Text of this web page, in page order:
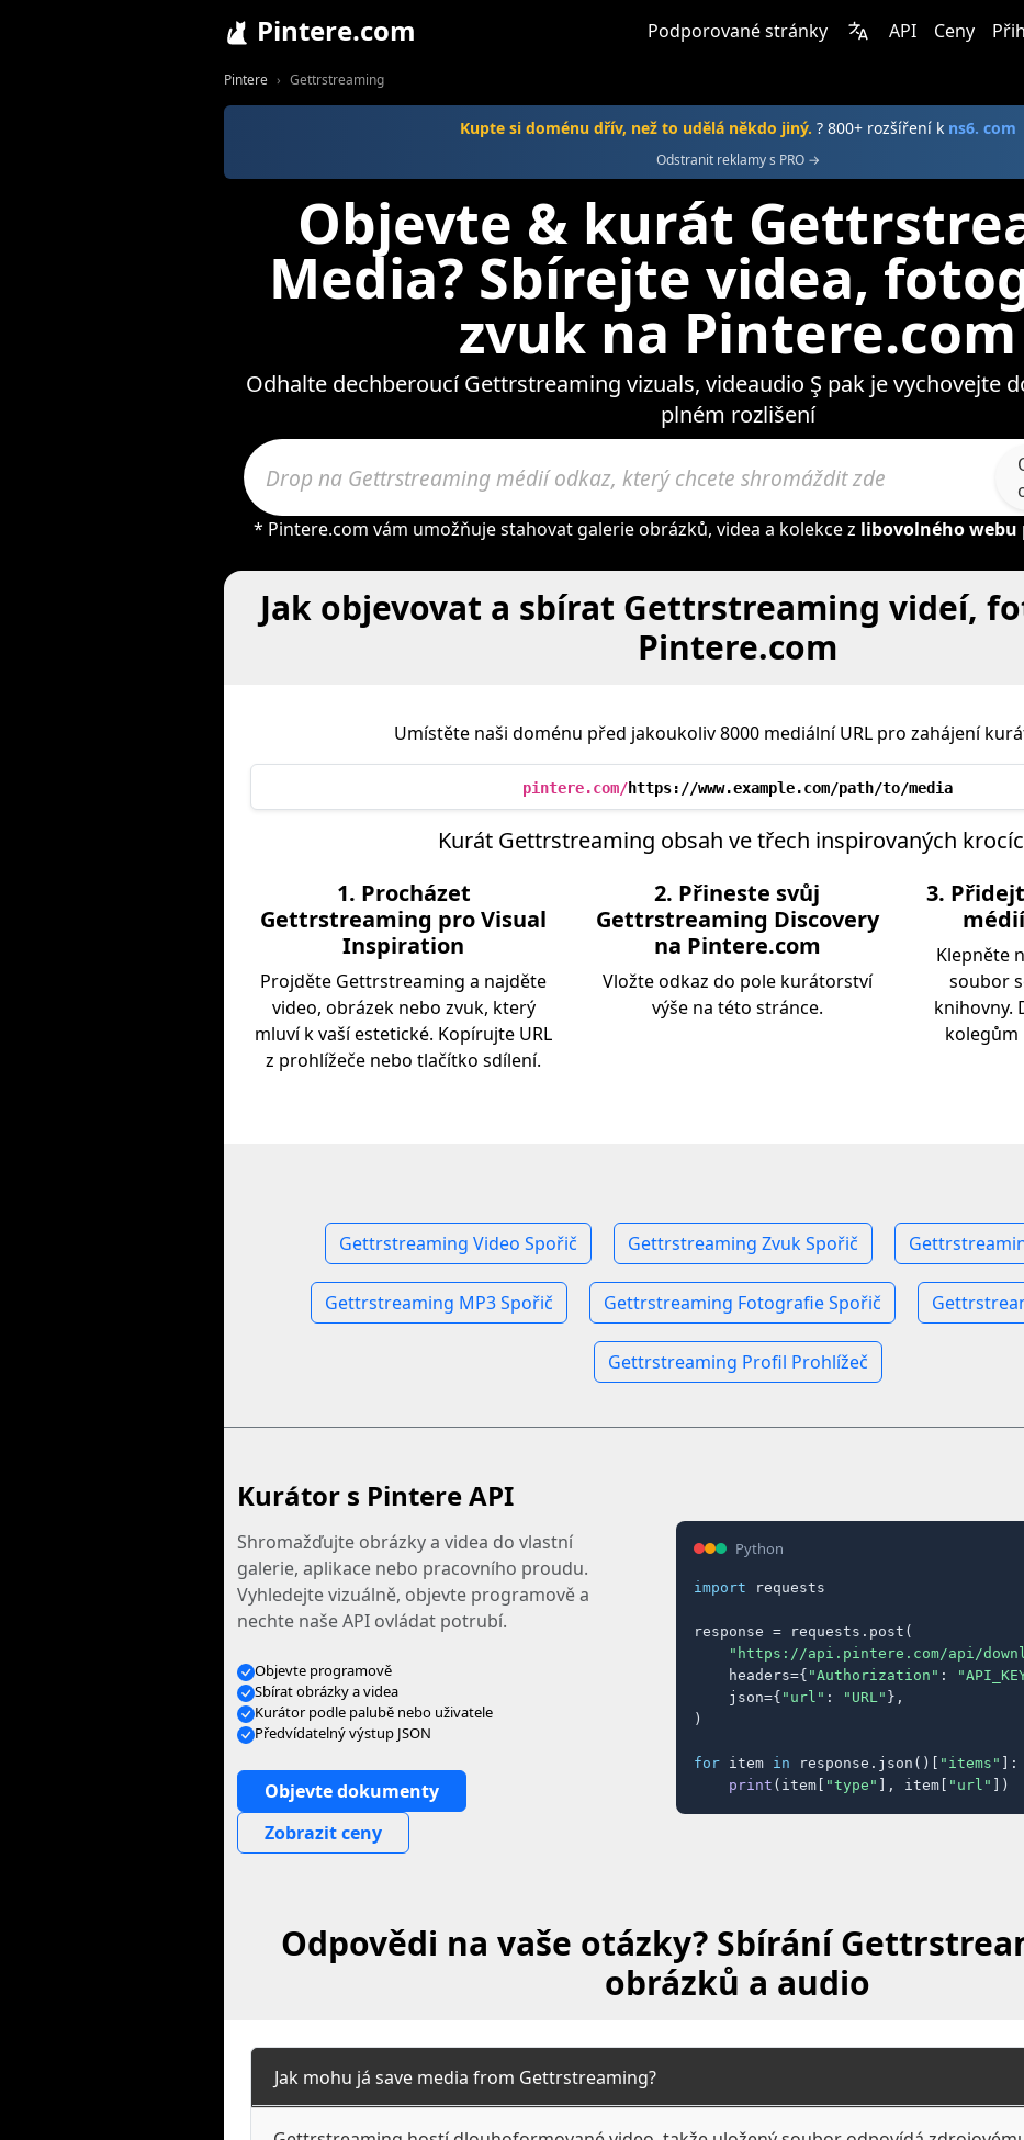
Pintere.com Podporované stránky API Ceny
Pintere Gettrstreaming
Kupte si doménu dřív, než to udělá někdo jiný. ? 800+ rozšíření k ns6. com
Odstranit reklamy s PRO →
Objevte & kurát
Media? Sbírejte videa,
zvuk na Pintere.com
Odhalte dechberoucí Gettrstreaming vizuals, videaudio Ş pak je vychovejte
plném rozlišení
* Pintere.com vám umožňuje stahovat galerie obrázků, videa a kolekce z libovolného
Jak objevovat a sbírat Gettrstreaming videí,
Pintere.com
Umístěte naši doménu před jakoukoliv 8000 mediální URL pro zahájení
pintere.com/https://www.example.com/path/to/media
Kurát Gettrstreaming obsah ve třech inspirovaných
1. Procházet
Gettrstreaming pro Visual
Inspiration
Projděte Gettrstreaming a najděte
video, obrázek nebo zvuk, který
mluví k vaší estetické. Kopírujte URL
z prohlížeče nebo tlačítko sdílení.
2. Přineste svůj
Gettrstreaming Discovery
na Pintere.com
Vložte odkaz do pole kurátorství
výše na této stránce.
3.
Klepněte
soubor
knihovny.
kolegům
Gettrstreaming Video Spořič Gettrstreaming Zvuk Spořič
Gettrstreaming MP3 Spořič Gettrstreaming Fotografie Spořič
Gettrstreaming Profil Prohlížeč
Kurátor s Pintere API
Shromažďujte obrázky a videa do vlastní
galerie, aplikace nebo pracovního proudu.
Vyhledejte vizuálně, objevte programově a
nechte naše API ovládat potrubí.
Objevte programově
Sbírat obrázky a videa
Kurátor podle palubě nebo uživatele
Předvídatelný výstup JSON
Objevte dokumenty
Zobrazit ceny
Python
import requests
response = requests.post(
"https://api.pintere.com/api/
    headers={
"Authorization" :
    json={
"url" : "URL" },
)
for item in response.json()[ "items" ]:
print (item[ "type" ], item[ "url" ])
Odpovědi na vaše otázky? Sbírání
obrázků a audio
Jak mohu já save media from Gettrstreaming?